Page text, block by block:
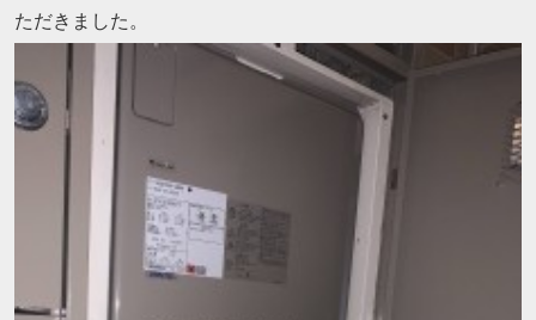
ただきました。